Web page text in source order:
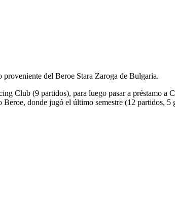
del Beroe Stara Zaroga de Bulgaria.
Club (9 partidos), para luego pasar a préstamo a
donde jugó el último semestre (12 partidos, 5